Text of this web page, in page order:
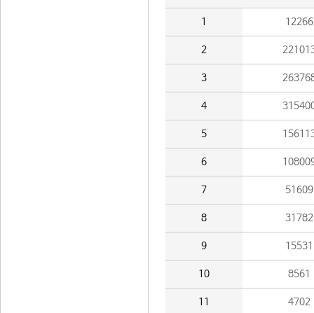
1 12266
2
3
4
5
6
7 51609
8 31782
9 15531
10 8561
11 4702